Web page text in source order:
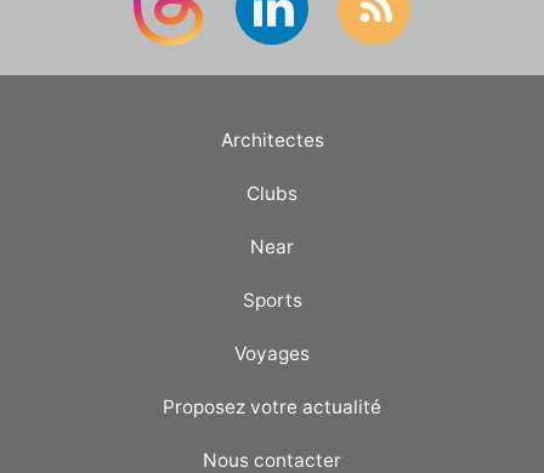
Architectes
Clubs
Near
Sports
Voyages
Proposez votre actualité
Nous contacter